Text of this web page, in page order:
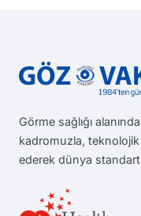
Görme sağlığı
kadromuzla,
ederek dünya